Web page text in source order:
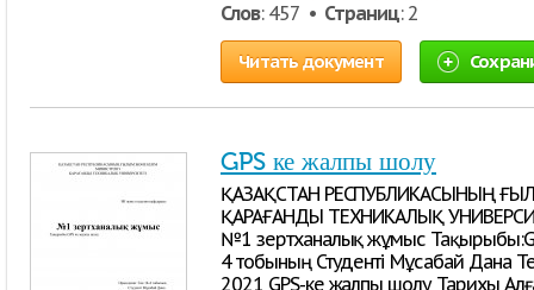
Слов: 457 • Страниц: 2
Читать документ
GPS ке жалпы шолу
ҚАЗАҚСТАН РЕСПУБЛИКАСЫНЫҢ
ҚАРАҒАНДЫ ТЕХНИКАЛЫҚ
№1 зертханалық жұмыс
4 тобының Студенті Мұсабай Дана
2021 GPS-ке жалпы шолу Тарихы